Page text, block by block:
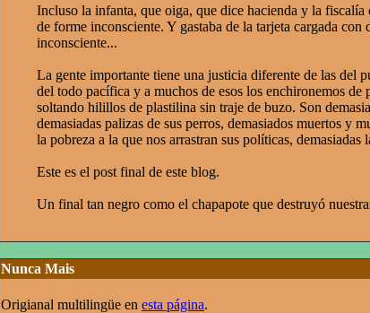
Incluso la infanta, que oiga, que dice hacienda y la
de forme inconsciente. Y gastaba de la tarjeta cargada
inconsciente...
La gente importante tiene una justicia diferente de las del
del todo pacífica y a muchos de esos los enchironemos
soltando hilillos de plastilina sin traje de buzo. Son
demasiadas palizas de sus perros, demasiados muertos y
la pobreza a la que nos arrastran sus políticas,
Este es el post final de este blog.
Un final tan negro como el chapapote que destruyó
Nunca Mais
Origianal multilingüe en esta página.